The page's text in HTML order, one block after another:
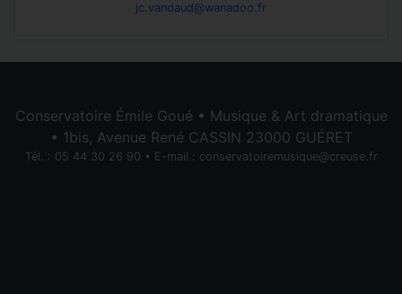
jc.vandaud@wanadoo.fr
Conservatoire Émile Goué • Musique & Art dramatique
• 1bis, Avenue René CASSIN 23000 GUÉRET
Tél. : 05 44 30 26 90 • E-mail : conservatoiremusique@creuse.fr